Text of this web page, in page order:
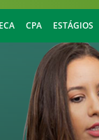
CPA ESTÁGIOS